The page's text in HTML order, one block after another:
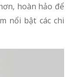
hoàn hảo để
nổi bật các chi